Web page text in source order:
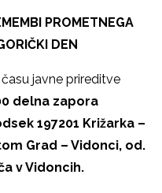
PROMETNEGA
DEN
javne prireditve
delna zapora
197201 Križarka –
Grad – Vidonci, od.
v Vidoncih.